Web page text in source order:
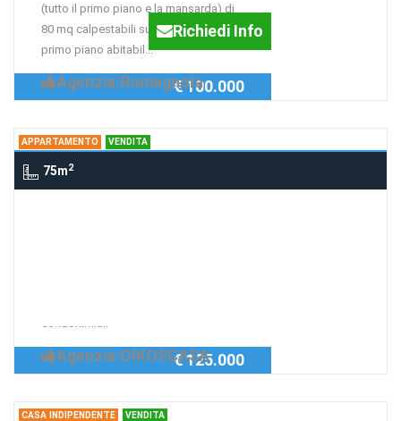
(tutto il primo piano e la mansarda) di
80 mq calpestabili su ogni livello. Il
primo piano abitabil...
Richiedi Info
Agenzia:Romagnola€ 100.000
APPARTAMENTO VENDITA
75m2
condonimiali
Agenzia:OIKOSCASA€ 125.000
CASA INDIPENDENTE VENDITA